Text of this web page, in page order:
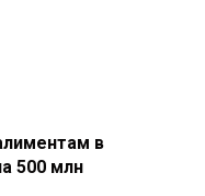
в
500 млн